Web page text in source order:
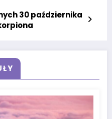
30 października